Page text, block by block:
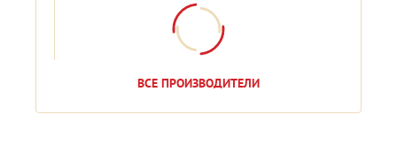
ВСЕ ПРОИЗВОДИТЕЛИ